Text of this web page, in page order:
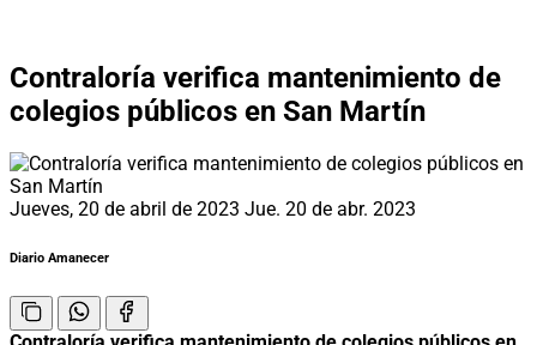
Contraloría verifica mantenimiento de
colegios públicos en San Martín
Jueves, 20 de abril de 2023 Jue. 20 de abr. 2023
Diario Amanecer